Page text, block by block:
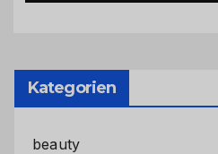
Kategorien
beauty